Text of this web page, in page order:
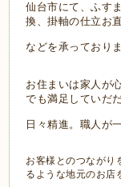
仙台市にて、ふす
換、掛軸の仕立お
などを承っておりま
お住まいは家人が
でも満足していだ
日々精進。職人が
お客様とのつながり
るような地元のお店